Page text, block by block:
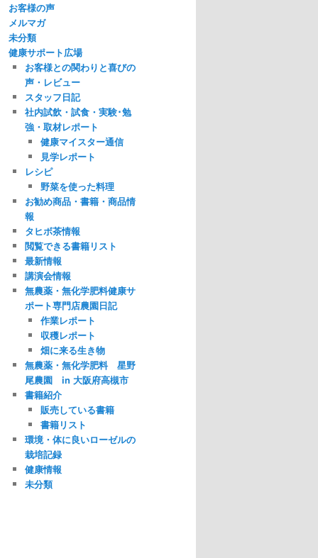
お客様の声
メルマガ
未分類
健康サポート広場
お客様との関わりと喜びの
声・レビュー
スタッフ日記
社内試飲・試食・実験･勉
強・取材レポート
健康マイスター通信
見学レポート
レシピ
野菜を使った料理
お勧め商品・書籍・商品情
報
タヒボ茶情報
閲覧できる書籍リスト
最新情報
講演会情報
無農薬・無化学肥料健康サ
ポート専門店農園日記
作業レポート
収穫レポート
畑に来る生き物
無農薬・無化学肥料 星野
尾農園 in 大阪府高槻市
書籍紹介
販売している書籍
書籍リスト
環境・体に良いローゼルの
栽培記録
健康情報
未分類